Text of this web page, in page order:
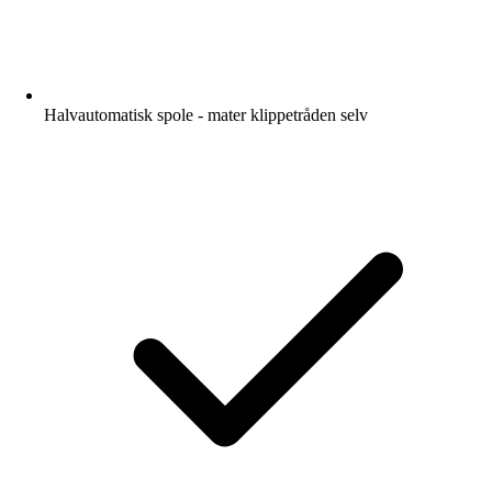
Halvautomatisk spole - mater klippetråden selv